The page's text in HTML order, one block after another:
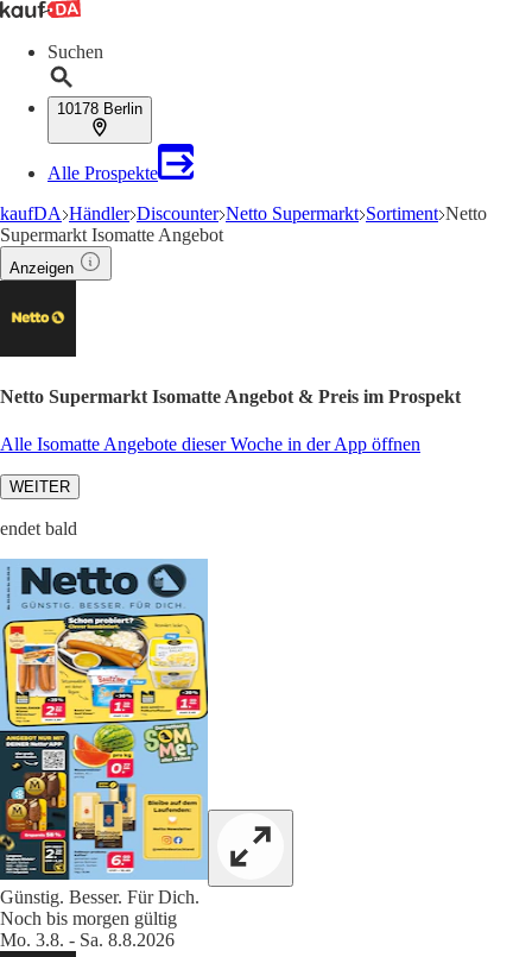
Suchen
10178 Berlin
Alle Prospekte
kaufDA Händler Discounter Netto Supermarkt Sortiment Netto
Supermarkt Isomatte Angebot
Anzeigen
Netto Supermarkt Isomatte Angebot & Preis im Prospekt
Alle Isomatte Angebote dieser Woche in der App öffnen
WEITER
endet bald
Günstig. Besser. Für Dich.
Noch bis morgen gültig
Mo. 3.8. - Sa. 8.8.2026